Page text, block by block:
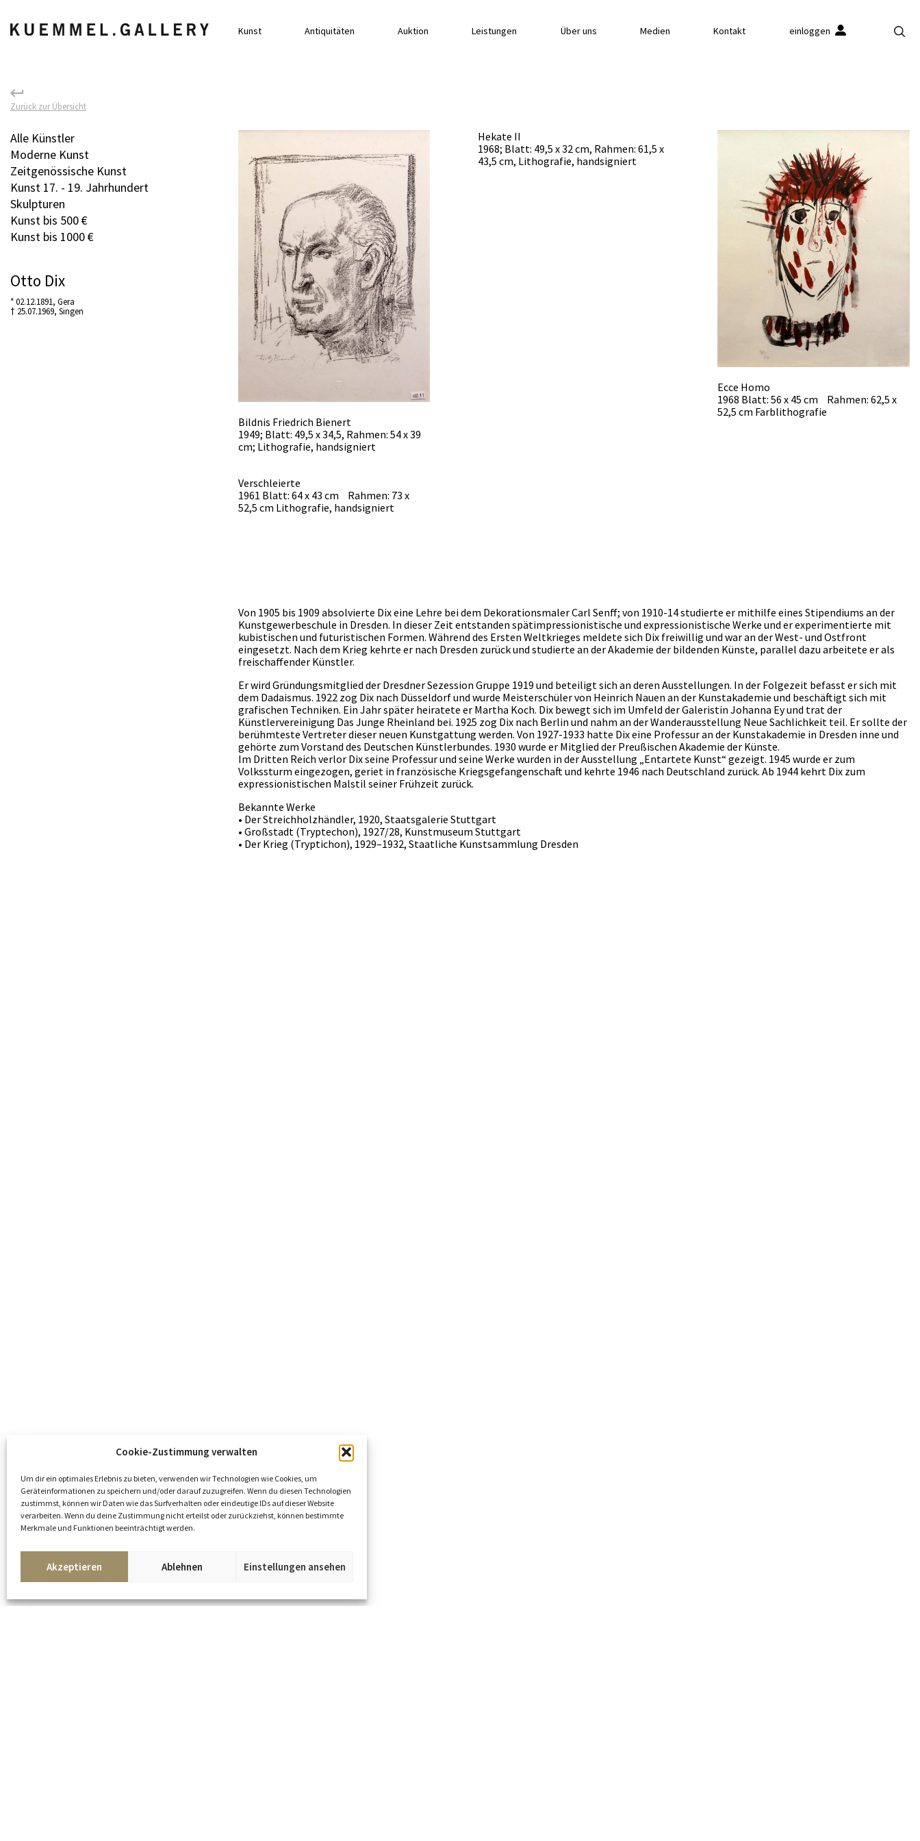
Cookie-Zustimmung verwalten
Um dir ein optimales Erlebnis zu bieten, verwenden wir Technologien wie Cookies, um
Geräteinformationen zu speichern und/oder darauf zuzugreifen. Wenn du diesen Technologien
zustimmst, können wir Daten wie das Surfverhalten oder eindeutige IDs auf dieser Website
verarbeiten. Wenn du deine Zustimmung nicht erteilst oder zurückziehst, können bestimmte
Merkmale und Funktionen beeinträchtigt werden.
Akzeptieren Ablehnen Einstellungen ansehen
Kunst Antiquitäten Auktion Leistungen Über uns Medien Kontakt einloggen
Zurück zur Übersicht
Alle Künstler
Moderne Kunst
Zeitgenössische Kunst
Kunst 17. - 19. Jahrhundert
Skulpturen
Kunst bis 500 €
Kunst bis 1000 €
Otto Dix
* 02.12.1891, Gera
† 25.07.1969, Singen
Bildnis Friedrich Bienert
1949; Blatt: 49,5 x 34,5, Rahmen: 54 x 39
cm; Lithografie, handsigniert
Hekate II
1968; Blatt: 49,5 x 32 cm, Rahmen: 61,5 x
43,5 cm, Lithografie, handsigniert
Ecce Homo
1968 Blatt: 56 x 45 cm Rahmen: 62,5 x
52,5 cm Farblithografie
Verschleierte
1961 Blatt: 64 x 43 cm Rahmen: 73 x
52,5 cm Lithografie, handsigniert
Von 1905 bis 1909 absolvierte Dix eine Lehre bei dem Dekorationsmaler Carl Senff; von 1910-14 studierte er mithilfe eines Stipendiums an der
Kunstgewerbeschule in Dresden. In dieser Zeit entstanden spätimpressionistische und expressionistische Werke und er experimentierte mit
kubistischen und futuristischen Formen. Während des Ersten Weltkrieges meldete sich Dix freiwillig und war an der West- und Ostfront
eingesetzt. Nach dem Krieg kehrte er nach Dresden zurück und studierte an der Akademie der bildenden Künste, parallel dazu arbeitete er als
freischaffender Künstler.
Er wird Gründungsmitglied der Dresdner Sezession Gruppe 1919 und beteiligt sich an deren Ausstellungen. In der Folgezeit befasst er sich mit
dem Dadaismus. 1922 zog Dix nach Düsseldorf und wurde Meisterschüler von Heinrich Nauen an der Kunstakademie und beschäftigt sich mit
grafischen Techniken. Ein Jahr später heiratete er Martha Koch. Dix bewegt sich im Umfeld der Galeristin Johanna Ey und trat der
Künstlervereinigung Das Junge Rheinland bei. 1925 zog Dix nach Berlin und nahm an der Wanderausstellung Neue Sachlichkeit teil. Er sollte der
berühmteste Vertreter dieser neuen Kunstgattung werden. Von 1927-1933 hatte Dix eine Professur an der Kunstakademie in Dresden inne und
gehörte zum Vorstand des Deutschen Künstlerbundes. 1930 wurde er Mitglied der Preußischen Akademie der Künste.
Im Dritten Reich verlor Dix seine Professur und seine Werke wurden in der Ausstellung „Entartete Kunst“ gezeigt. 1945 wurde er zum
Volkssturm eingezogen, geriet in französische Kriegsgefangenschaft und kehrte 1946 nach Deutschland zurück. Ab 1944 kehrt Dix zum
expressionistischen Malstil seiner Frühzeit zurück.
Bekannte Werke
• Der Streichholzhändler, 1920, Staatsgalerie Stuttgart
• Großstadt (Tryptechon), 1927/28, Kunstmuseum Stuttgart
• Der Krieg (Tryptichon), 1929–1932, Staatliche Kunstsammlung Dresden